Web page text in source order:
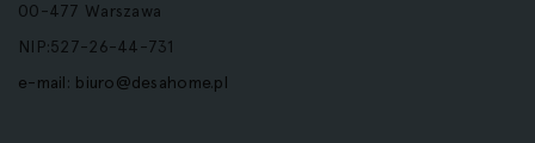
00-477 Warszawa
NIP:527-26-44-731
e-mail: biuro@desahome.pl